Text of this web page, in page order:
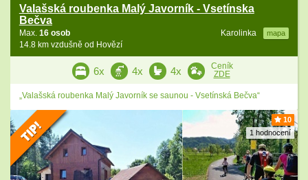
Valašská roubenka Malý Javorník - Vsetínska
Bečva
Karolinka mapa
Max. 16 osob
14.8 km vzdušně od Hovězí
6x 4x 4x
Ceník
ZDE
„Valašská roubenka Malý Javorník se saunou - Vsetínská Bečva“
10
1 hodnocení